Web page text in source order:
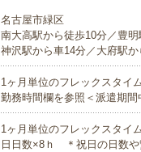
名古屋市緑区
南大高駅から徒歩10分／豊
神沢駅から車14分／大府駅か
1ヶ月単位のフレックスタ
勤務時間欄を参照＜派遣期
1ヶ月単位のフレックスタ
日日数×8ｈ ＊祝日の日数